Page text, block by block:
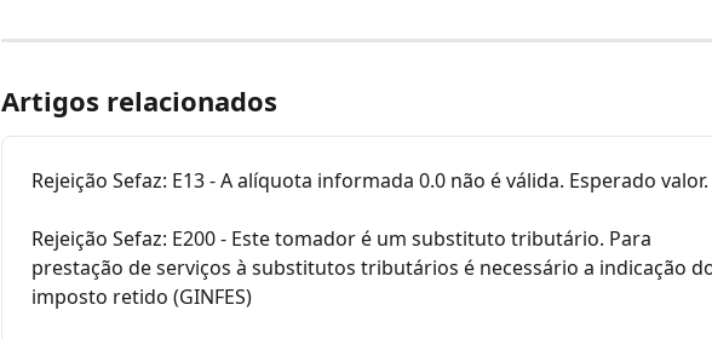
Artigos relacionados
Rejeição Sefaz: E13 - A alíquota informada 0.0 não é válida. Esperado valor.
Rejeição Sefaz: E200 - Este tomador é um substituto tributário. Para
prestação de serviços à substitutos tributários é necessário a indicação
imposto retido (GINFES)